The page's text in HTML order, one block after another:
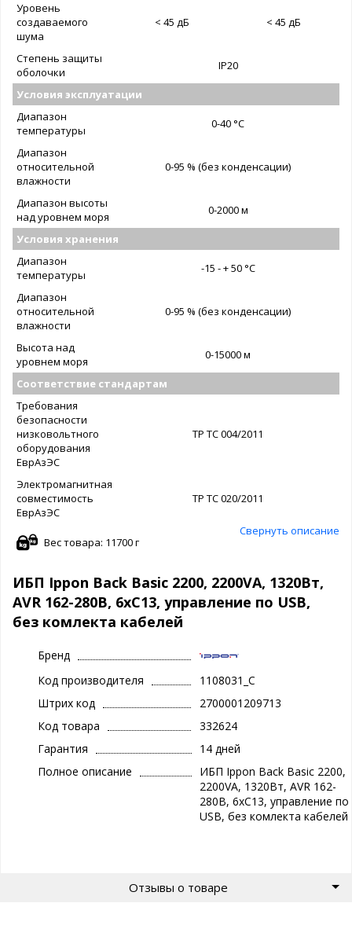
Уровень
создаваемого
шума
< 45 дБ < 45 дБ
Степень защиты
оболочки
IP20
Условия эксплуатации
Диапазон
температуры
0-40 °C
Диапазон
относительной
влажности
0-95 % (без конденсации)
Диапазон высоты
над уровнем моря
0-2000 м
Условия хранения
Диапазон
температуры
-15 - + 50 °C
Диапазон
относительной
влажности
0-95 % (без конденсации)
Высота над
уровнем моря
0-15000 м
Соответствие стандартам
Требования
безопасности
низковольтного
оборудования
ЕврАзЭС
ТР ТС 004/2011
Электромагнитная
совместимость
ЕврАзЭС
ТР ТС 020/2011
Свернуть описание
Вес товара: 11700 г
ИБП Ippon Back Basic 2200, 2200VA, 1320Вт,
AVR 162-280В, 6хС13, управление по USB,
без комлекта кабелей
Бренд
Код производителя
1108031_C
Штрих код
2700001209713
Код товара
332624
Гарантия
14 дней
Полное описание
ИБП Ippon Back Basic 2200,
2200VA, 1320Вт, AVR 162-
280В, 6хС13, управление по
USB, без комлекта кабелей
Отзывы о товаре